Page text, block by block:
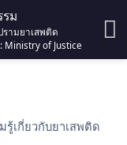
ม
ามยาเสพติด
Ministry of Justice
รู้เกี่ยวกับยาเสพติด